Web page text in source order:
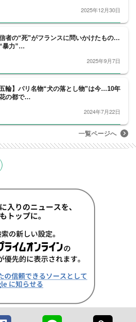
2025年12月30日
者の“死”がフランスに問いかけたもの…
暴力”…
2025年9月7日
五輪】パリ名物“犬の落とし物”は今…10年
の都で…
2024年7月22日
一覧ページへ